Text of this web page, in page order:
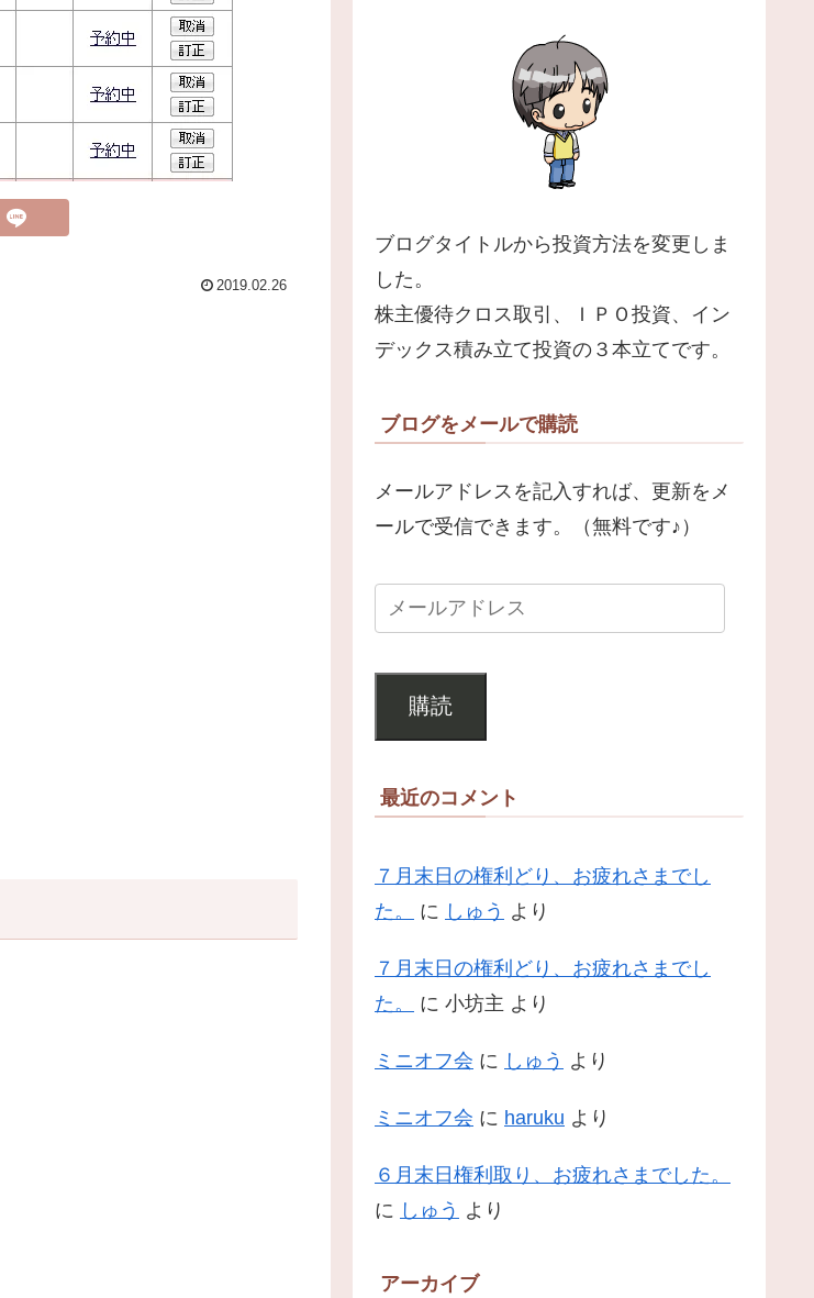
2019.02.26
ブログタイトルから投資方法を変更しま
した。
株主優待クロス取引、ＩＰＯ投資、イン
デックス積み立て投資の３本立てです。
ブログをメールで購読
メールアドレスを記入すれば、更新をメ
ールで受信できます。（無料です♪）
購読
最近のコメント
７月末日の権利どり、お疲れさまでし
た。
に しゅう より
７月末日の権利どり、お疲れさまでし
た。
に 小坊主 より
ミニオフ会 に しゅう より
ミニオフ会 に haruku より
６月末日権利取り、お疲れさまでした。
に しゅう より
アーカイブ